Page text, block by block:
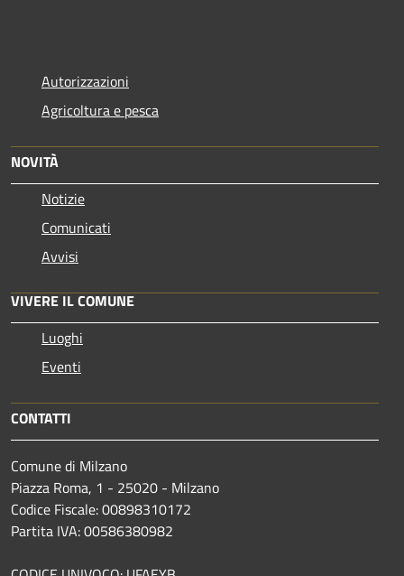
Autorizzazioni
Agricoltura e pesca
NOVITÀ
Notizie
Comunicati
Avvisi
VIVERE IL COMUNE
Luoghi
Eventi
CONTATTI
Comune di Milzano
Piazza Roma, 1 - 25020 - Milzano
Codice Fiscale: 00898310172
Partita IVA: 00586380982